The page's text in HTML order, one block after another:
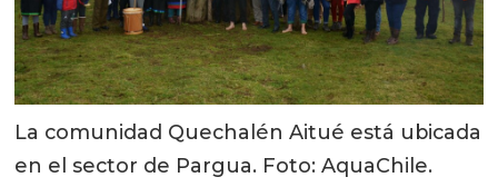
La comunidad Quechalén Aitué está ubicada
en el sector de Pargua. Foto: AquaChile.